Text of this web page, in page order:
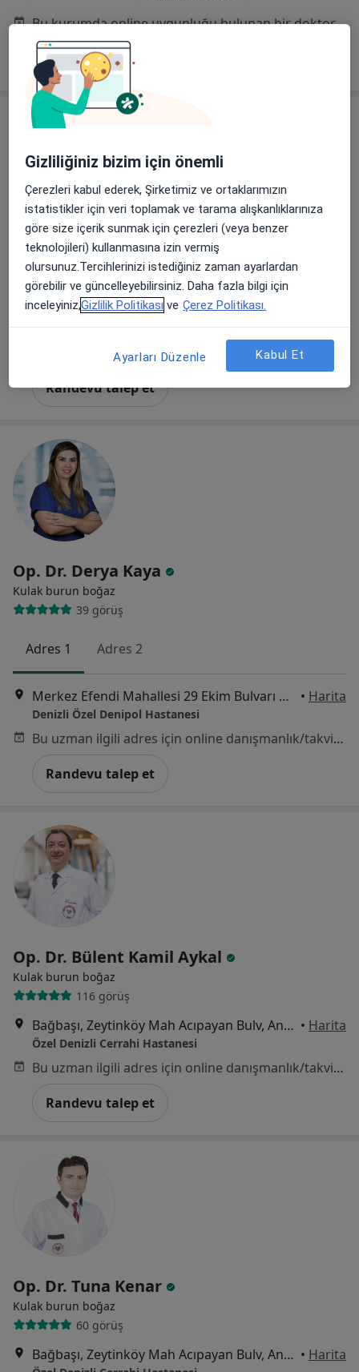
Bu kurumda online uygunluğu bulunan bir doktor veya uzman bulunamadı
Profili Gör
Op. Dr. Arif Yorulmaz
Kulak burun boğaz
56 görüş
Randevu talep et
Op. Dr. Derya Kaya
Kulak burun boğaz
39 görüş
Adres 1 Adres 2
Merkez Efendi Mahallesi 29 Ekim Bulvarı No:102, Denizli • Harita
Denizli Özel Denipol Hastanesi
Bu uzman ilgili adres için online danışmanlık/takvim sunmuyor.
Randevu talep et
Op. Dr. Bülent Kamil Aykal
Kulak burun boğaz
116 görüş
Bağbaşı, Zeytinköy Mah Acıpayan Bulv, Antalya Yolu No:5, Denizli • Harita
Özel Denizli Cerrahi Hastanesi
Bu uzman ilgili adres için online danışmanlık/takvim sunmuyor.
Randevu talep et
Op. Dr. Tuna Kenar
Kulak burun boğaz
60 görüş
Bağbaşı, Zeytinköy Mah Acıpayan Bulv, Antalya Yolu No:5, Denizli • Harita
Gizliliğiniz bizim için önemli
Çerezleri kabul ederek, Şirketimiz ve ortaklarımızın
istatistikler için veri toplamak ve tarama alışkanlıklarınıza
göre size içerik sunmak için çerezleri (veya benzer
teknolojileri) kullanmasına izin vermiş
olursunuz.Tercihlerinizi istediğiniz zaman ayarlardan
görebilir ve güncelleyebilirsiniz. Daha fazla bilgi için
inceleyiniz,Gizlilik Politikası ve Çerez Politikası.
Ayarları Düzenle Kabul Et